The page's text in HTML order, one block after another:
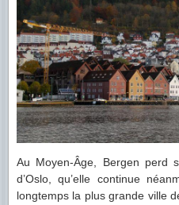
Au Moyen-Âge, Bergen perd
d’Oslo, qu’elle continue
longtemps la plus grande ville